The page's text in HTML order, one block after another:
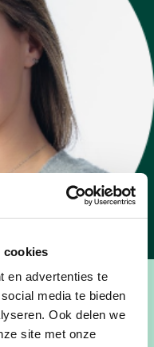
cookies
en advertenties te
media te bieden
Ook delen we
site met onze